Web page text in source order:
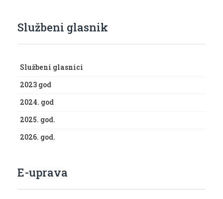
Službeni glasnik
Službeni glasnici
2023 god
2024. god
2025. god.
2026. god.
E-uprava